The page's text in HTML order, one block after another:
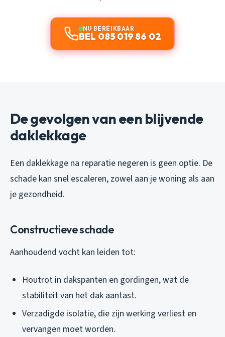
NU BEREIKBAAR
BEL 085 019 86 02
De gevolgen van een blijvende
daklekkage
Een daklekkage na reparatie negeren is geen optie. De
schade kan snel escaleren, zowel aan je woning als aan
je gezondheid.
Constructieve schade
Aanhoudend vocht kan leiden tot:
Houtrot in dakspanten en gordingen, wat de
stabiliteit van het dak aantast.
Verzadigde isolatie, die zijn werking verliest en
vervangen moet worden.